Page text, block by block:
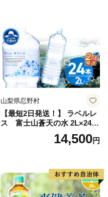
小分け お土産 お取り寄せ グ
ルメ 福岡 九州 福岡県 国産
日本 ふかむし茶 ふかむし 家
庭用 自宅用 ちゃ りょくちゃ
ふかむしちゃ 急須 甘み 川崎
町 送料無料
山梨県忍野村
【最短2日発送！】 ラベルレ
ス 富士山蒼天の水 2L×24本
（4ケース）※離島不可 天然
水 ミネラルウォーター 水 ペ
産 シリカ ミネラル 美容 備蓄
防災 長期保存 富士山 山梨県
忍野村
14,500円